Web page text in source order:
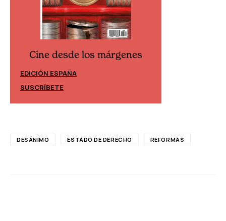
Cine desde los márgenes
EDICIÓN ESPAÑA
SUSCRÍBETE
DESÁNIMO ESTADO DE DERECHO REFORMAS